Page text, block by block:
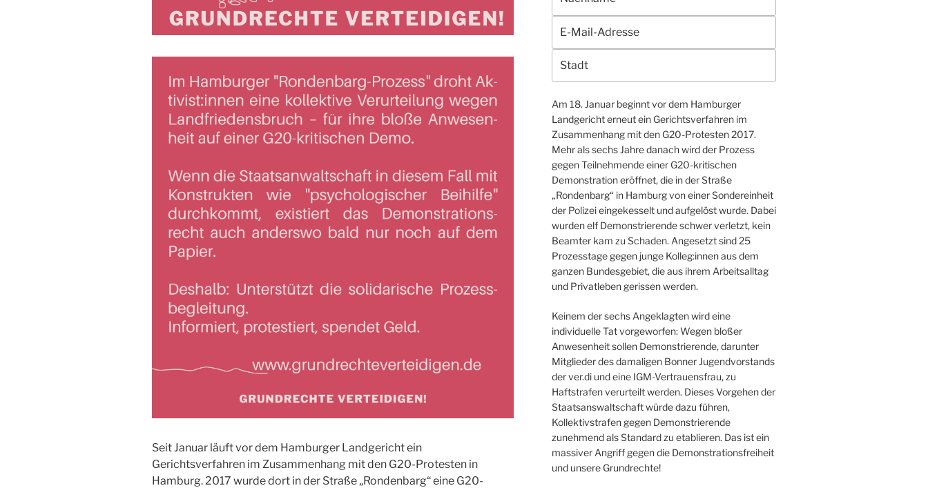
Seit Januar läuft vor dem Hamburger Landgericht ein
Gerichtsverfahren im Zusammenhang mit den G20-Protesten in
Hamburg. 2017 wurde dort in der Straße „Rondenbarg“ eine G20-
Am 18. Januar beginnt vor dem Hamburger
Landgericht erneut ein Gerichtsverfahren im
Zusammenhang mit den G20-Protesten 2017.
Mehr als sechs Jahre danach wird der Prozess
gegen Teilnehmende einer G20-kritischen
Demonstration eröffnet, die in der Straße
„Rondenbarg“ in Hamburg von einer Sondereinheit
der Polizei eingekesselt und aufgelöst wurde. Dabei
wurden elf Demonstrierende schwer verletzt, kein
Beamter kam zu Schaden. Angesetzt sind 25
Prozesstage gegen junge Kolleg:innen aus dem
ganzen Bundesgebiet, die aus ihrem Arbeitsalltag
und Privatleben gerissen werden.
Keinem der sechs Angeklagten wird eine
individuelle Tat vorgeworfen: Wegen bloßer
Anwesenheit sollen Demonstrierende, darunter
Mitglieder des damaligen Bonner Jugendvorstands
der ver.di und eine IGM-Vertrauensfrau, zu
Haftstrafen verurteilt werden. Dieses Vorgehen der
Staatsanswaltschaft würde dazu führen,
Kollektivstrafen gegen Demonstrierende
zunehmend als Standard zu etablieren. Das ist ein
massiver Angriff gegen die Demonstrationsfreiheit
und unsere Grundrechte!